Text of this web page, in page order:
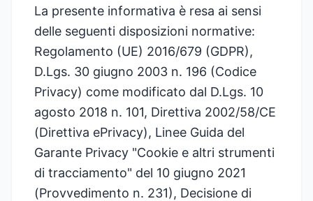
La presente informativa è resa ai sensi
delle seguenti disposizioni normative:
Regolamento (UE) 2016/679 (GDPR),
D.Lgs. 30 giugno 2003 n. 196 (Codice
Privacy) come modificato dal D.Lgs. 10
agosto 2018 n. 101, Direttiva 2002/58/CE
(Direttiva ePrivacy), Linee Guida del
Garante Privacy "Cookie e altri strumenti
di tracciamento" del 10 giugno 2021
(Provvedimento n. 231), Decisione di